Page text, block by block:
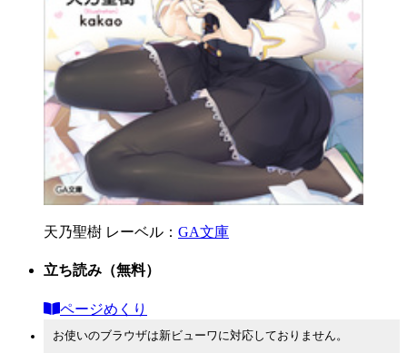
天乃聖樹 レーベル： GA文庫
立ち読み （無料）
ページめくり
お使いのブラウザは新ビューワに対応しておりません。